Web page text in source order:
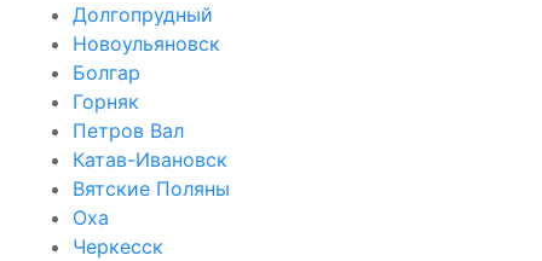
Долгопрудный
Новоульяновск
Болгар
Горняк
Петров Вал
Катав-Ивановск
Вятские Поляны
Оха
Черкесск